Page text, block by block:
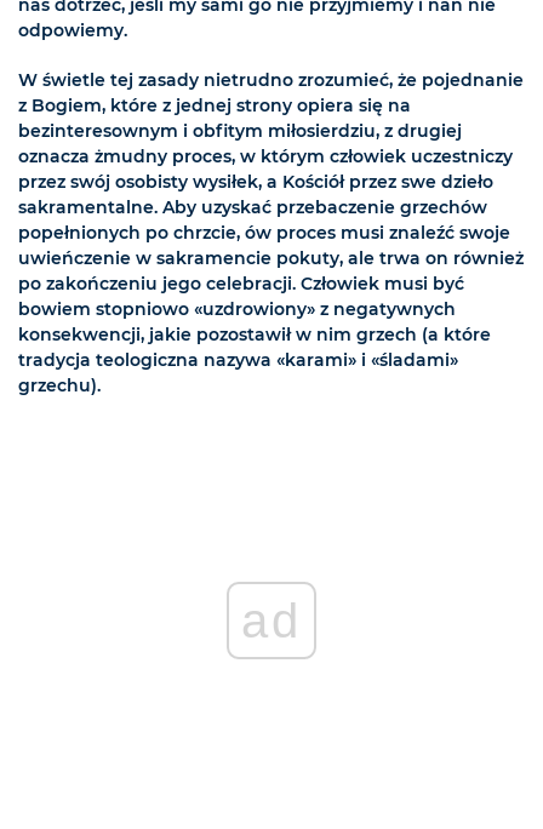
nas dotrzeć, jeśli my sami go nie przyjmiemy i nań nie
odpowiemy.
W świetle tej zasady nietrudno zrozumieć, że pojednanie
z Bogiem, które z jednej strony opiera się na
bezinteresownym i obfitym miłosierdziu, z drugiej
oznacza żmudny proces, w którym człowiek uczestniczy
przez swój osobisty wysiłek, a Kościół przez swe dzieło
sakramentalne. Aby uzyskać przebaczenie grzechów
popełnionych po chrzcie, ów proces musi znaleźć swoje
uwieńczenie w sakramencie pokuty, ale trwa on również
po zakończeniu jego celebracji. Człowiek musi być
bowiem stopniowo «uzdrowiony» z negatywnych
konsekwencji, jakie pozostawił w nim grzech (a które
tradycja teologiczna nazywa «karami» i «śladami»
grzechu).
ad